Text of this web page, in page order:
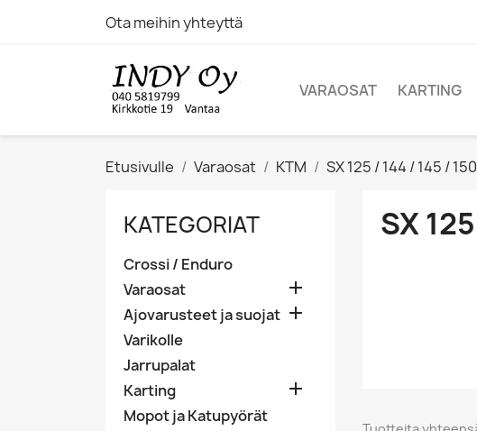
Ota meihin yhteyttä
VARAOSAT KARTING
Etusivulle Varaosat KTM SX 125 / 144 / 145 / 150
KATEGORIAT
Crossi / Enduro
Varaosat

Ajovarusteet ja suojat 
Varikolle
Jarrupalat
Karting

Mopot ja Katupyörät
SX